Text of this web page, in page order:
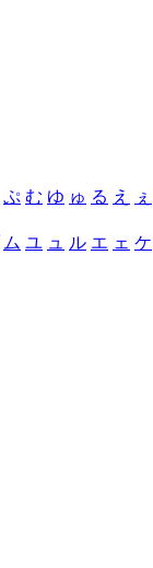
ぷ む ゆ ゅ る え ぇ
ム ユ ュ ル エ ェ ケ